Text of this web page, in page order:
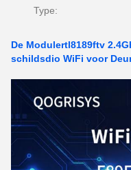
Type:
De Modulertl8189ftv
schildsdio WiFi voor